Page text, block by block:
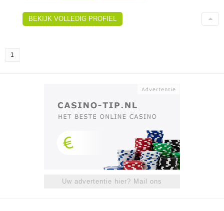
BEKIJK VOLLEDIG PROFIEL
1
Uw advertentie hier? Mail ons